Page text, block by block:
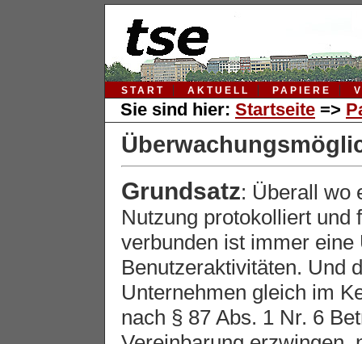
START AKTUELL PAPIERE
Sie sind hier: Startseite =>
Grundsatz: Überall wo
Nutzung protokolliert und
verbunden ist immer eine
Benutzeraktivitäten. Und
Unternehmen gleich im
nach § 87 Abs. 1 Nr. 6